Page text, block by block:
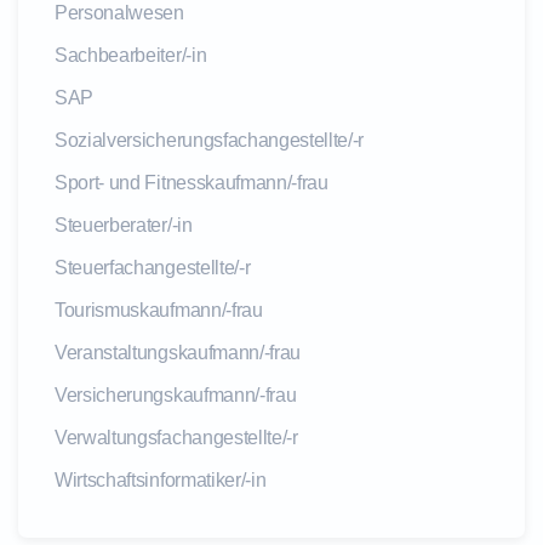
Personalwesen
Sachbearbeiter/-in
SAP
Sozialversicherungsfachangestellte/-r
Sport- und Fitnesskaufmann/-frau
Steuerberater/-in
Steuerfachangestellte/-r
Tourismuskaufmann/-frau
Veranstaltungskaufmann/-frau
Versicherungskaufmann/-frau
Verwaltungsfachangestellte/-r
Wirtschaftsinformatiker/-in